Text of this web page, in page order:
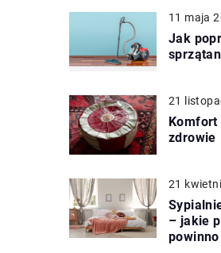
11 maja
Jak
21
Komfort
zdrowie
21
– jakie